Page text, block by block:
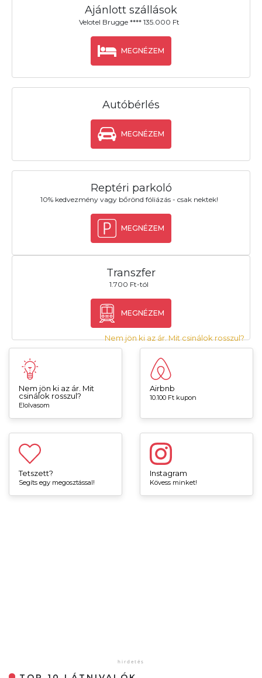
Ajánlott szállások
Velotel Brugge **** 135.000 Ft
MEGNÉZEM
Autóbérlés
MEGNÉZEM
Reptéri parkoló
10% kedvezmény vagy bőrönd fóliázás - csak nektek!
MEGNÉZEM
Transzfer
1.700 Ft-tól
MEGNÉZEM
Nem jön ki az ár. Mit csinálok rosszul?
Nem jön ki az ár. Mit
csinálok rosszul?
Elolvasom
Airbnb
10.100 Ft kupon
Tetszett?
Segíts egy megosztással!
Instagram
Kövess minket!